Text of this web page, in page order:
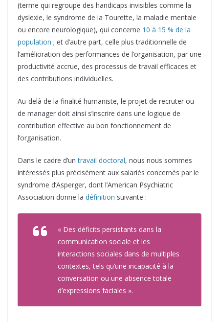
(terme qui regroupe des handicaps invisibles comme la
dyslexie, le syndrome de la Tourette, la maladie mentale
ou encore neurologique), qui concerne 10 à 15 % de la
population ; et d’autre part, celle plus traditionnelle de
l’amélioration des performances de l’organisation, par une
productivité accrue, des processus de travail efficaces et
des contributions individuelles.
Au-delà de la finalité humaniste, le projet de recruter ou
de manager doit ainsi s’inscrire dans une logique de
contribution effective au bon fonctionnement de
l’organisation.
Dans le cadre d’untravail doctoral, nous nous sommes
intéressés plus précisément aux salariés concernés par le
syndrome d’Asperger, dont l’American Psychiatric
Association donne la définition suivante :
« Des déficits persistants dans la
communication sociale et les
interactions sociales dans de multiples
contextes, tels qu’une incapacité à la
conversation ou une absence totale
d’expressions faciales ».